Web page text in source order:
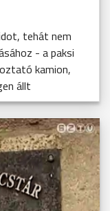
tehát nem
- a paksi
kamion,
állt